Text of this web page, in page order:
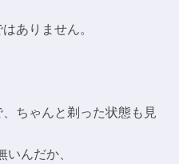
ありません。
ちゃんと剃った状態も見
んだか、